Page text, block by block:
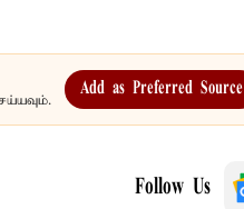
Add as Preferred Source
Follow Us